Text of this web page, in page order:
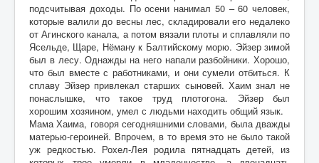
подсчитывая доходы. По осени нанимал 50 – 60 человек,
которые валили до весны лес, складировали его недалеко
от Агинского канала, а потом вязали плоты и сплавляли по
Ясельде, Щаре, Нёману к Балтийскому морю. Эйзер зимой
был в лесу. Однажды на него напали разбойники. Хорошо,
что был вместе с работниками, и они сумели отбиться. К
сплаву Эйзер привлекал старших сыновей. Хаим знал не
понаслышке, что такое труд плотогона. Эйзер был
хорошим хозяином, умел с людьми находить общий язык.
Мама Хаима, говоря сегодняшними словами, была дважды
матерью-героиней. Впрочем, в то время это не было такой
уж редкостью. Рохел-Лея родила пятнадцать детей, из